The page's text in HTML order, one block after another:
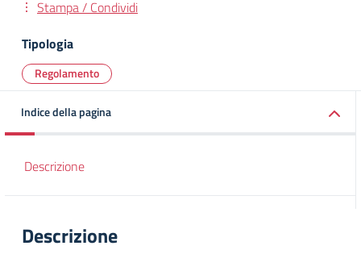
Stampa / Condividi
Tipologia
Regolamento
Indice della pagina
Descrizione
Descrizione